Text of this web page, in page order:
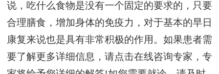
说，吃什么食物是没有一个固定的要求的，只要
合理膳食，增加身体的免疫力，对于基本的早日
康复来说也是具有非常积极的作用。如果患者需
要了解更多详细信息，请点击在线咨询专家，专